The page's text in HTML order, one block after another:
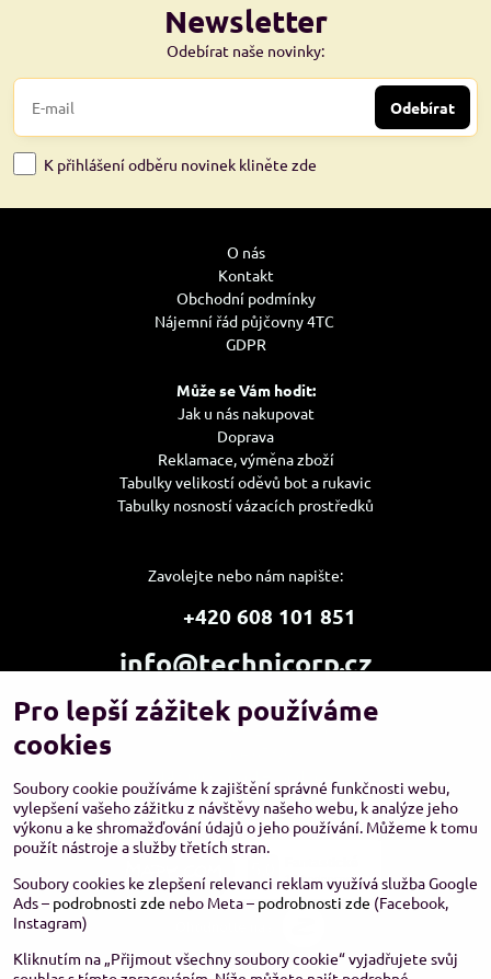
Newsletter
Odebírat naše novinky:
Odebírat
K přihlášení odběru novinek kliněte zde
O nás
Kontakt
Obchodní podmínky
Nájemní řád půjčovny 4TC
GDPR
Může se Vám hodit:
Jak u nás nakupovat
Doprava
Reklamace, výměna zboží
Tabulky velikostí oděvů bot a rukavic
Tabulky nosností vázacích prostředků
Zavolejte nebo nám napište:
+420 608 101 851
info@technicorp.cz
Showroom a výdejní místo:
TECHNICORP ESHOP s.r.o.
Pro lepší zážitek používáme
cookies
Soubory cookie používáme k zajištění správné funkčnosti webu,
vylepšení vašeho zážitku z návštěvy našeho webu, k analýze jeho
výkonu a ke shromažďování údajů o jeho používání. Můžeme k tomu
použít nástroje a služby třetích stran.
Soubory cookies ke zlepšení relevanci reklam využívá služba Google
Ads – podrobnosti zde nebo Meta – podrobnosti zde (Facebook,
Instagram)
Kliknutím na „Přijmout všechny soubory cookie“ vyjadřujete svůj